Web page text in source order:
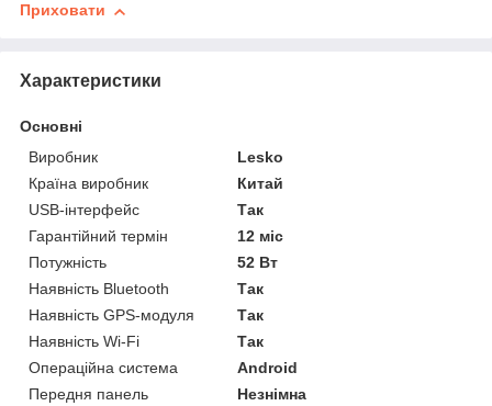
Приховати
Характеристики
Основні
Виробник
Lesko
Країна виробник
Китай
USB-інтерфейс
Так
Гарантійний термін
12 міс
Потужність
52 Вт
Наявність Bluetooth
Так
Наявність GPS-модуля
Так
Наявність Wi-Fi
Так
Операційна система
Android
Передня панель
Незнімна